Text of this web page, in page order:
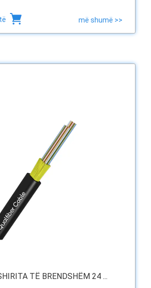
më shumë >>
TË BRENDSHËM 24 ...